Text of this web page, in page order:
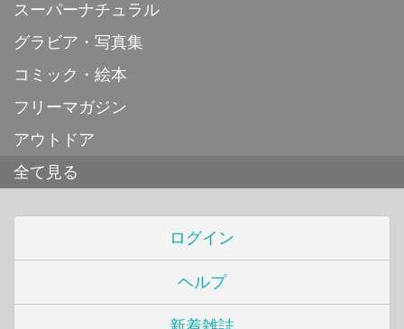
スーパーナチュラル
グラビア・写真集
コミック・絵本
フリーマガジン
アウトドア
全て見る
ログイン
ヘルプ